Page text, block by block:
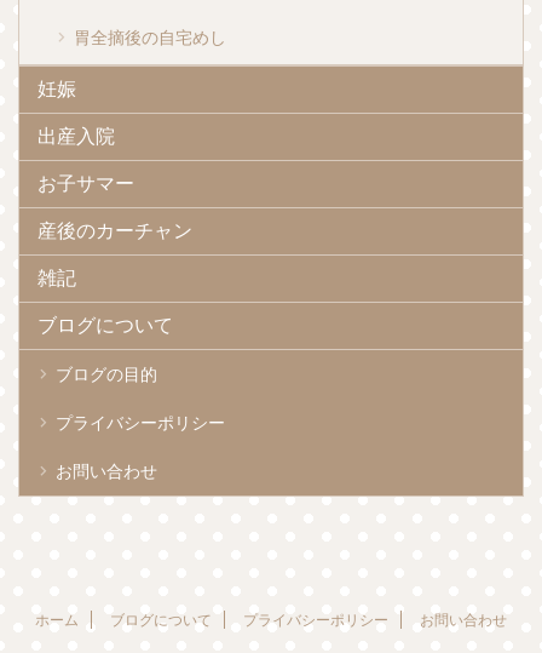
胃全摘後の自宅めし
妊娠
出産入院
お子サマー
産後のカーチャン
雑記
ブログについて
ブログの目的
プライバシーポリシー
お問い合わせ
ホーム ブログについて プライバシーポリシー お問い合わせ